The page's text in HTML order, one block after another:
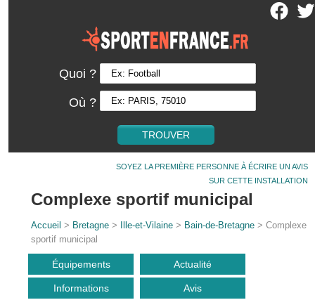
Quoi ?
Où ?
SOYEZ LA PREMIÈRE PERSONNE À ÉCRIRE UN AVIS
SUR CETTE INSTALLATION
Complexe sportif municipal
Accueil > Bretagne > Ille-et-Vilaine > Bain-de-Bretagne > Complexe
sportif municipal
Équipements Actualité
Informations Avis